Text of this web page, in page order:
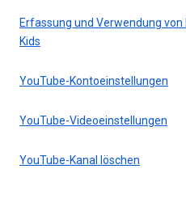
Erfassung und Verwendung
Kids
YouTube-Kontoeinstellungen
YouTube-Videoeinstellungen
YouTube-Kanal löschen